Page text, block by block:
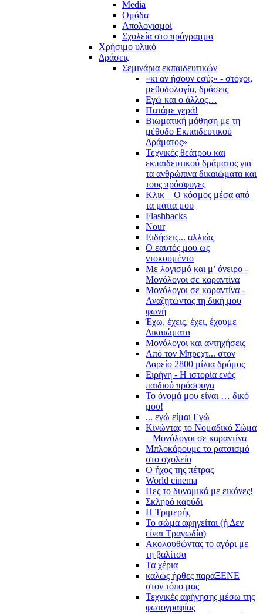
Media
Ομάδα
Απολογισμοί
Σχολεία στο πρόγραμμα
Χρήσιμο υλικό
Δράσεις
Σεμινάρια εκπαιδευτικών
«κι αν ήσουν εσύ;» - στόχοι,
μεθοδολογία, δράσεις
Εγώ και ο άλλος…
Πατάμε γερά!
Βιωματική μάθηση με τη
μέθοδο Εκπαιδευτικού
Δράματος»
Τεχνικές θεάτρου και
εκπαιδευτικού δράματος για
τα ανθρώπινα δικαιώματα και
τους πρόσφυγες
Κλικ – Ο κόσμος μέσα από
τα μάτια μου
Flashbacks
Nour
Ειδήσεις... αλλιώς
Ο εαυτός μου ως
ντοκουμέντο
Με λογισμό και μ’ όνειρο -
Μονόλογοι σε καραντίνα
Μονόλογοι σε καραντίνα -
Αναζητώντας τη δική μου
φωνή
Έχω, έχεις, έχει, έχουμε
Δικαιώματα
Μονόλογοι και αντηχήσεις
Από τον Μπρεχτ... στον
Δαρείο 2800 μίλια δρόμος
Ειρήνη - Η ιστορία ενός
παιδιού πρόσφυγα
Το όνομά μου είναι … δικό
μου!
... εγώ είμαι Εγώ
Κινώντας το Νομαδικό Σώμα
– Μονόλογοι σε καραντίνα
Μπλοκάρουμε το ρατσισμό
στο σχολείο
Ο ήχος της πέτρας
World cinema
Πες το δυναμικά με εικόνες!
Σκληρό καρύδι
Η Τριμερής
Το σώμα αφηγείται (ή Δεν
είναι Τραγωδία)
Ακολουθώντας το αγόρι με
τη βαλίτσα
Τα χέρια
καλώς ήρθες παράΞΕΝΕ
στον τόπο μας
Τεχνικές αφήγησης μέσω της
φωτογραφίας